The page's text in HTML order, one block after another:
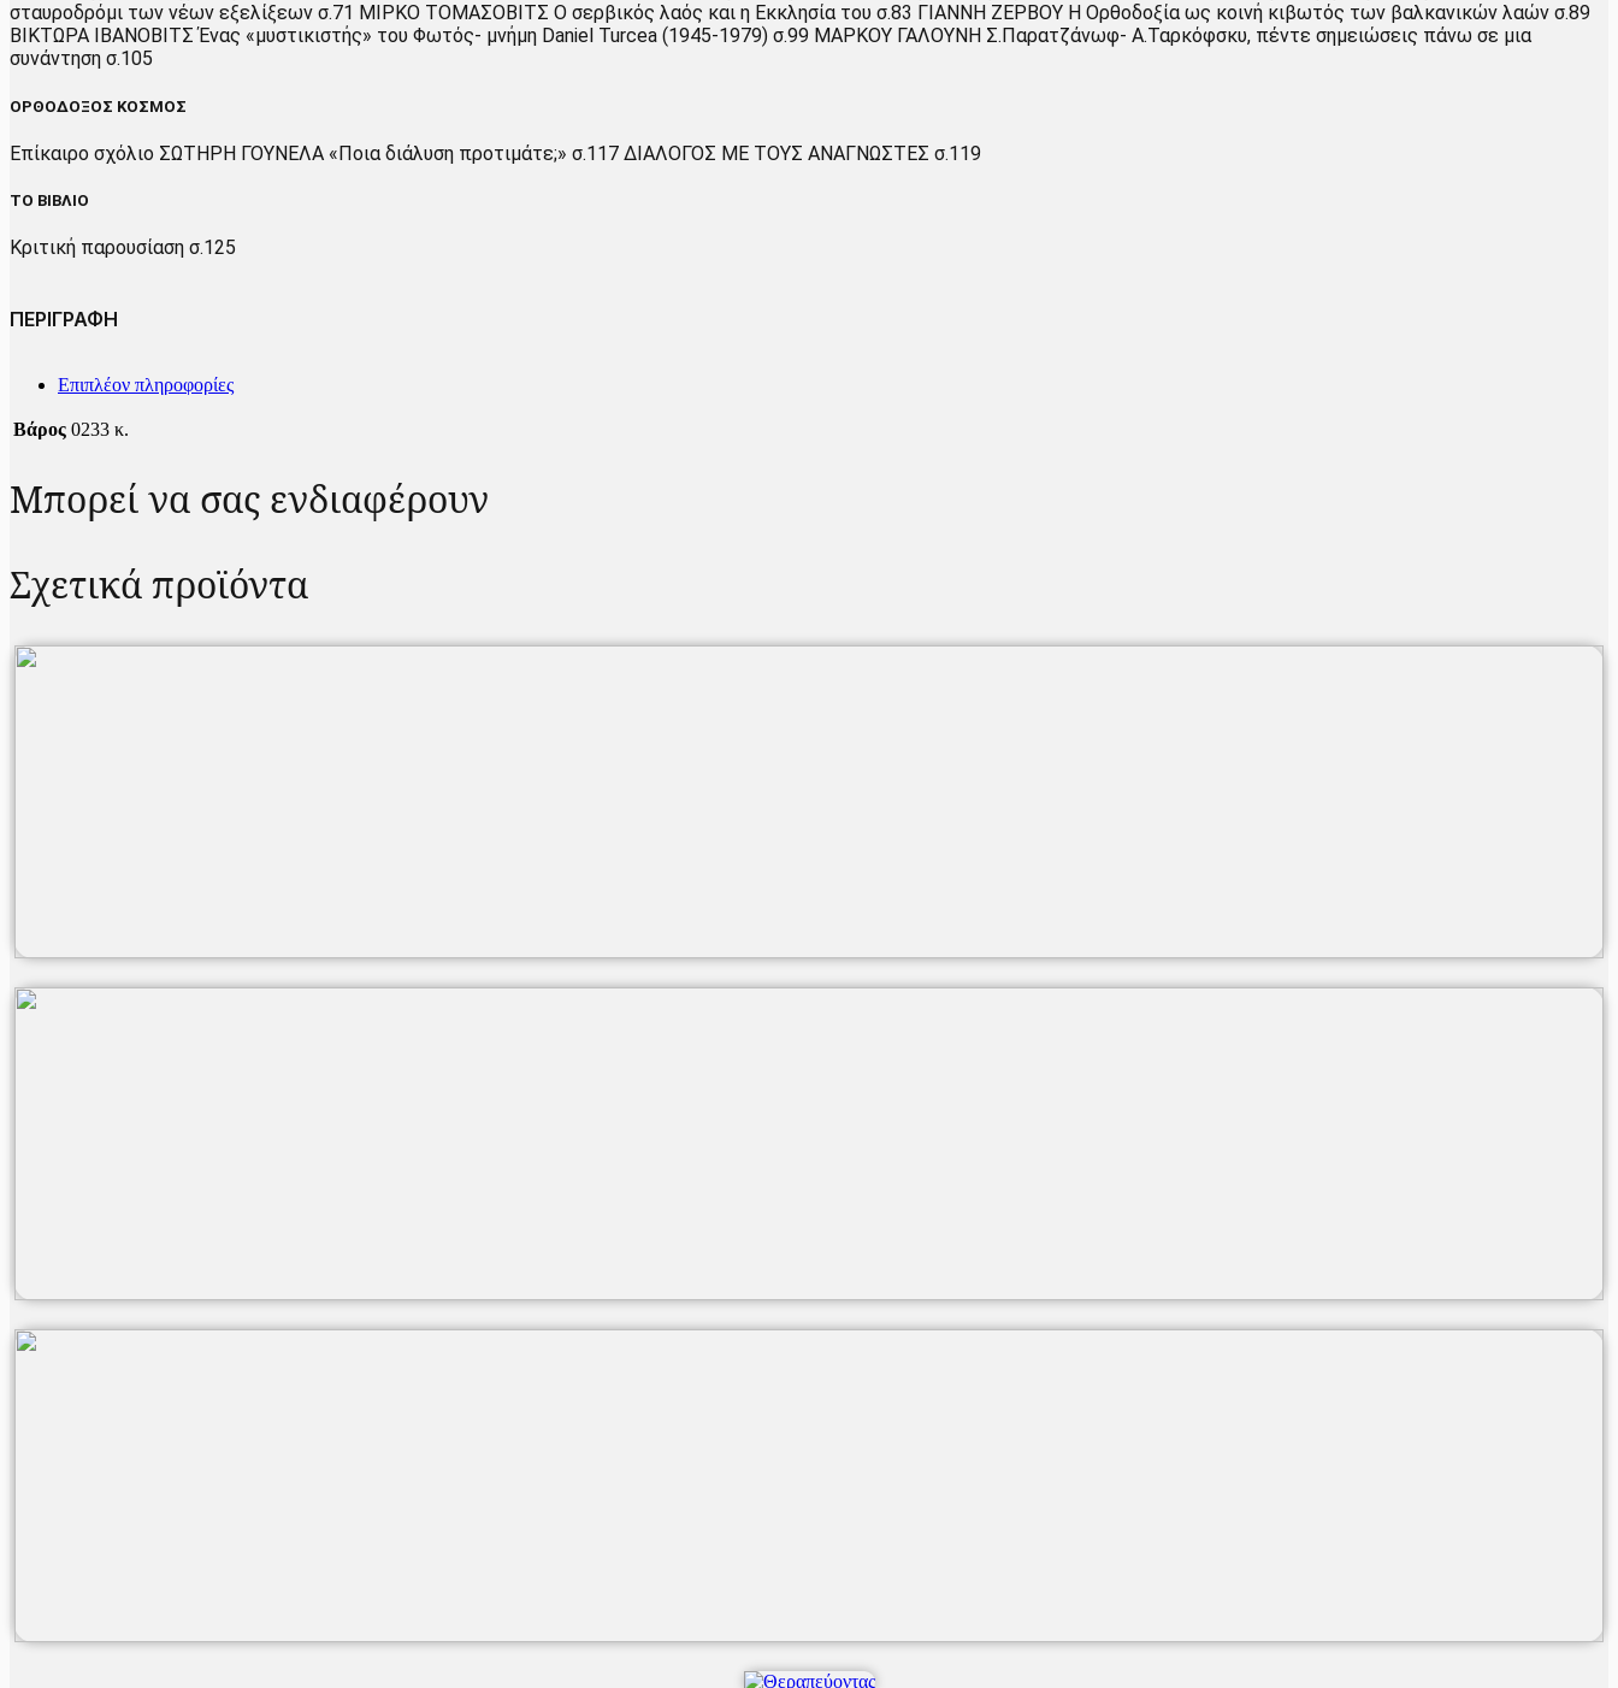
σταυροδρόμι των νέων εξελίξεων σ.71 ΜΙΡΚΟ ΤΟΜΑΣΟΒΙΤΣ Ο σερβικός λαός και η Εκκλησία του σ.83 ΓΙΑΝΝΗ ΖΕΡΒΟΥ Η Ορθοδοξία ως κοινή κιβωτός των βαλκανικών λαών σ.89
ΒΙΚΤΩΡΑ ΙΒΑΝΟΒΙΤΣ Ένας «μυστικιστής» του Φωτός- μνήμη Daniel Turcea (1945-1979) σ.99 ΜΑΡΚΟΥ ΓΑΛΟΥΝΗ Σ.Παρατζάνωφ- Α.Ταρκόφσκυ, πέντε σημειώσεις πάνω σε μια
συνάντηση σ.105
ΟΡΘΟΔΟΞΟΣ ΚΟΣΜΟΣ
Επίκαιρο σχόλιο ΣΩΤΗΡΗ ΓΟΥΝΕΛΑ «Ποια διάλυση προτιμάτε;» σ.117 ΔΙΑΛΟΓΟΣ ΜΕ ΤΟΥΣ ΑΝΑΓΝΩΣΤΕΣ σ.119
ΤΟ ΒΙΒΛΙΟ
Κριτική παρουσίαση σ.125
ΠΕΡΙΓΡΑΦΗ
Επιπλέον πληροφορίες
Βάρος 0233 κ.
Μπορεί να σας ενδιαφέρουν
Σχετικά προϊόντα